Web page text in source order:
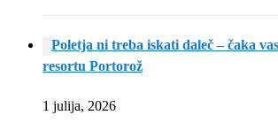
Poletja ni treba iskati daleč – čaka
resortu Portorož
1 julija, 2026